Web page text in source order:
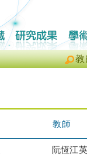
教
教師
阮恆江